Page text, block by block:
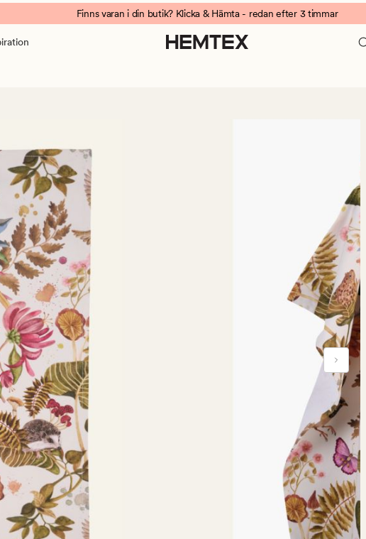
Finns varan i din butik? Klicka & Hämta - redan efter 3 timmar